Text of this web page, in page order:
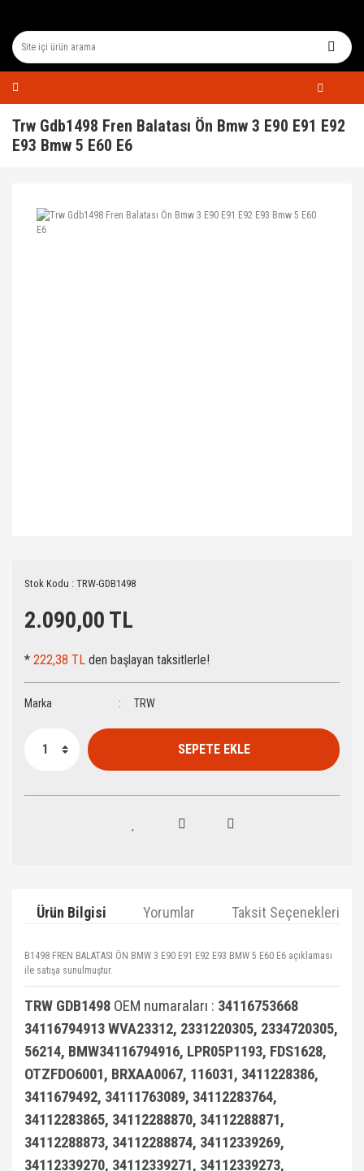
Trw Gdb1498 Fren Balatası Ön Bmw 3 E90 E91 E92
E93 Bmw 5 E60 E6
Stok Kodu : TRW-GDB1498
2.090,00 TL
* 222,38 TL den başlayan taksitlerle!
Marka TRW
SEPETE EKLE
Ürün Bilgisi Yorumlar Taksit Seçenekleri
B1498 FREN BALATASI ÖN BMW 3 E90 E91 E92 E93 BMW 5 E60 E6 açıklaması
ile satışa sunulmuştur.
TRW GDB1498 OEM numaraları : 34116753668
34116794913 WVA23312, 2331220305, 2334720305,
56214, BMW34116794916, LPR05P1193, FDS1628,
OTZFDO6001, BRXAA0067, 116031, 3411228386,
3411679492, 34111763089, 34112283764,
34112283865, 34112288870, 34112288871,
34112288873, 34112288874, 34112339269,
34112339270, 34112339271, 34112339273,